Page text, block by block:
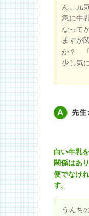
ん。元
急に牛
なって
ますが
か？ 「
少し気
先生か
白い牛乳
関係はあ
便でなけ
す。
うんち